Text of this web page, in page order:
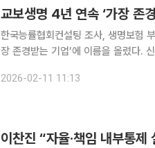
교보생명 4년 연속 ‘가장 존
한국능률협회컨설팅 조사, 생명보험 부문 1위·올스타 기
장 존경받는 기업’에 이름을 올렸다.
조사에서 생명보험 산업 부문 1위를
2026-02-11 11:13
이찬진 “자율·책임 내부통